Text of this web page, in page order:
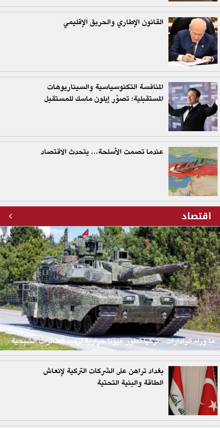
القانون الإطاري والحريق الإقليمي
المنافسة التكنوسياسية والسيناريوهات
المستقبلية: تصوّر إيلون ماسك للمستقبل
عندما تصمت الأسلحة... يتحدث الاقتصاد
اقتصاد
ما وراء الرادارات.. تركيا تطور عيونا حرارية لرصد الطائرات الشبحية
بغداد تراهن على الشركات التركية لإنعاش
الطاقة والبنية التحتية